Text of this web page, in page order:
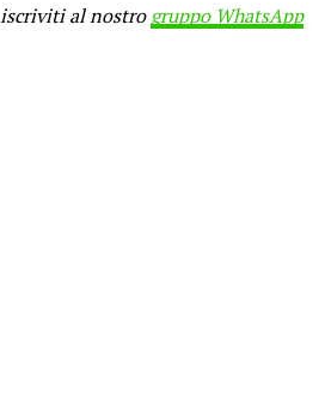
al nostrogruppo WhatsApp